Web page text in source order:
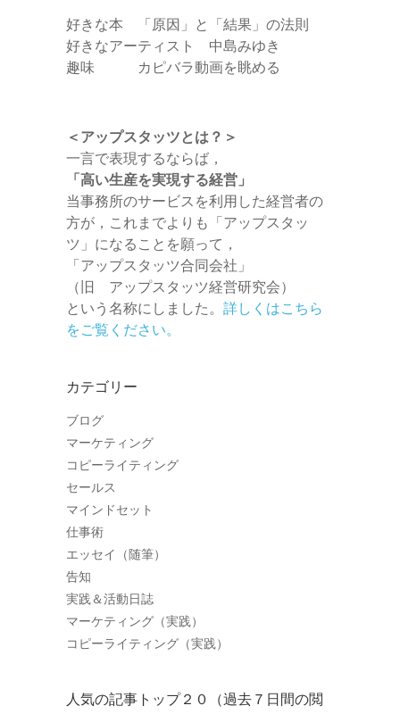
好きな本 「原因」と「結果」の法則
好きなアーティスト 中島みゆき
趣味 カピバラ動画を眺める
＜アップスタッツとは？＞
一言で表現するならば，
「高い生産を実現する経営」
当事務所のサービスを利用した経営者の
方が，これまでよりも「アップスタッ
ツ」になることを願って，
「アップスタッツ合同会社」
（旧 アップスタッツ経営研究会）
という名称にしました。 詳しくはこちら
をご覧ください。
カテゴリー
ブログ
マーケティング
コピーライティング
セールス
マインドセット
仕事術
エッセイ（随筆）
告知
実践＆活動日誌
マーケティング（実践）
コピーライティング（実践）
人気の記事トップ２０（過去７日間の閲